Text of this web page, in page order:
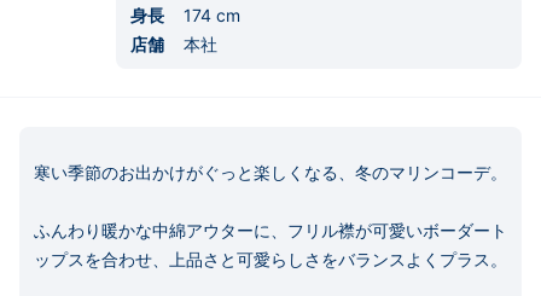
身長 174 cm
店舗
本社
寒い季節のお出かけがぐっと楽しくなる、冬のマリンコーデ。
ふんわり暖かな中綿アウターに、フリル襟が可愛いボーダート
ップスを合わせ、上品さと可愛らしさをバランスよくプラス。